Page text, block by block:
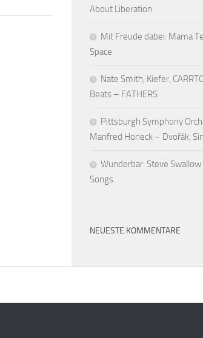
About Liberation
Mit Freude dabei: Mama
Space
Nate Smith, Kiefer,
Beats – FATHERS
Pittsburgh Symphony
Manfred Honeck – Dvořák,
Wunderbar: Steve
Songs
NEUESTE KOMMENTARE